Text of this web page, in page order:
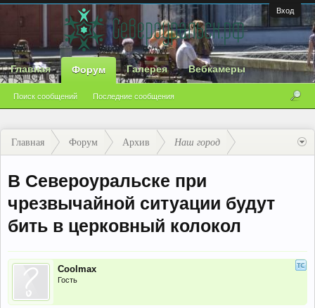
Вход
Главная Форум
Поиск сообщений Последние сообщения
Галерея Вебкамеры
Главная Форум Архив Наш город
В Североуральске при
чрезвычайной ситуации будут
бить в церковный колокол
Coolmax
Гость